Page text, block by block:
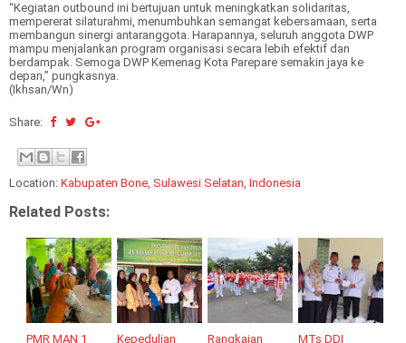
“Kegiatan outbound ini bertujuan untuk meningkatkan solidaritas,
mempererat silaturahmi, menumbuhkan semangat kebersamaan, serta
membangun sinergi antaranggota. Harapannya, seluruh anggota DWP
mampu menjalankan program organisasi secara lebih efektif dan
berdampak. Semoga DWP Kemenag Kota Parepare semakin jaya ke
depan,” pungkasnya.
(Ikhsan/Wn)
Share:
Location: Kabupaten Bone, Sulawesi Selatan, Indonesia
Related Posts:
PMR MAN 1 Kepedulian Rangkaian MTs DDI